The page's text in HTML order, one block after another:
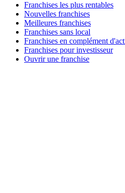
Franchises les plus rentables
Nouvelles franchises
Meilleures franchises
Franchises sans local
Franchises en complément
Franchises pour investisseur
Ouvrir une franchise